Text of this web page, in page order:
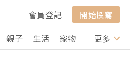
會員登記
開始撰寫
親子 生活 寵物 行山 打卡
更多